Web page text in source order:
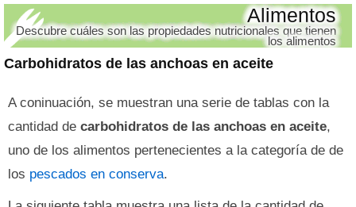
Carbohidratos de las anchoas en aceite
Alimentos
Descubre cuáles son las propiedades nutricionales que tienen
los alimentos
A coninuación, se muestran una serie de tablas con la
cantidad de carbohidratos de las anchoas en aceite,
uno de los alimentos pertenecientes a la categoría de de
los pescados en conserva.